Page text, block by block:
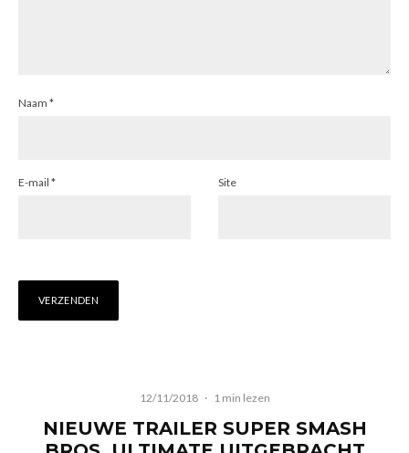
Naam *
E-mail * Site
12/11/2018 · 1 min lezen
NIEUWE TRAILER SUPER SMASH